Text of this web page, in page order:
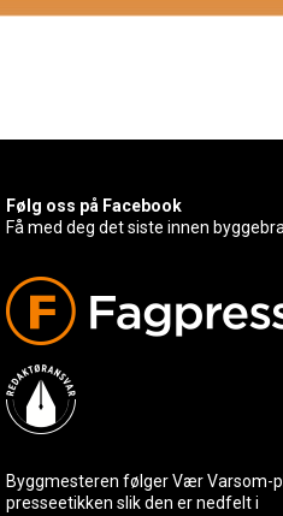
Følg oss på Facebook
Få med deg det siste innen
Byggmesteren følger Vær Varsom-
presseetikken slik den er nedfelt i